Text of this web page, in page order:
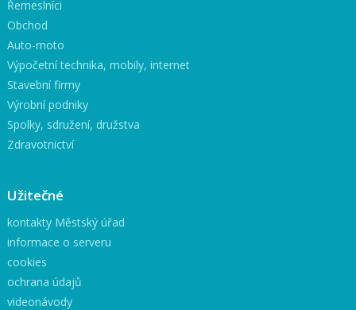
Řemeslníci
Obchod
Auto-moto
Výpočetní technika, mobily, internet
Stavební firmy
Výrobní podniky
Spolky, sdružení, družstva
Zdravotnictví
Užitečné
kontakty Městský úřad
informace o serveru
cookies
ochrana údajů
videonávody